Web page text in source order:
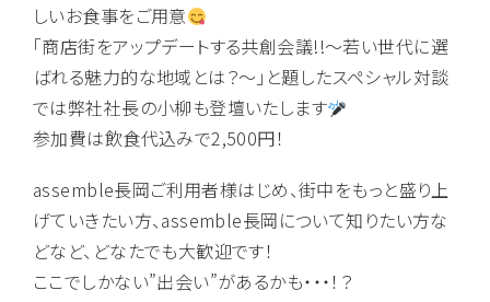
しいお食事をご用意
「商店街をアップデートする共創会議!!～若い世代に選
ばれる魅力的な地域とは？～」と題したスペシャル対談
では弊社社長の小柳も登壇いたします
参加費は飲食代込みで2,500円！
assemble長岡ご利用者様はじめ、街中をもっと盛り上
げていきたい方、assemble長岡について知りたい方な
どなど、どなたでも大歓迎です！
ここでしかない”出会い”があるかも・・・！？